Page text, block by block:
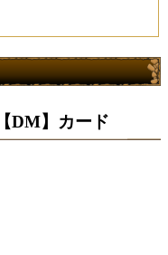
DM】カード